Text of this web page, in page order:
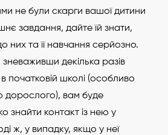
не були скарги вашої дитини
завдання, дайте їй знати,
них та її навчання серйозно.
декілька разів
початковій школі (особливо
дорослого), вам буде
знайти контакт із нею у
ж, у випадку, якщо у неї